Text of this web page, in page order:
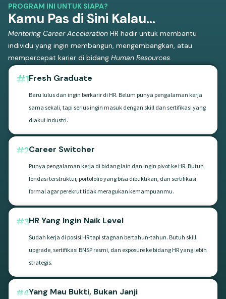
PROGRAM INI UNTUK SIAPA?
Kamu Pas di Sini Kalau...
Mentoring Career Acceleration HR hadir untuk membantu
individu yang ingin membangun, mengembangkan, atau
mempercepat karier di bidang Human Resources.
Fresh Graduate
Baru lulus dan ingin berkarir di HR. Belum punya pengalaman kerja
sama sekali, tapi serius ingin masuk dengan skill dan sertifikasi yang
diakui industri.
Career Switcher
Punya pengalaman kerja di bidang lain dan ingin pivot ke HR. Butuh
fondasi terstruktur, portofolio yang bisa dibuktikan, dan sertifikasi
formal agar perekrut tidak meragukan kemampuanmu.
HR Yang Ingin Naik Level
Sudah kerja di posisi HR tapi stagnan bertahun-tahun. Butuh skill
upgrade, sertifikasi BNSP resmi, dan exposure ke bidang HR yang lebih
strategis.
Yang Mau Bukti, Bukan Janji